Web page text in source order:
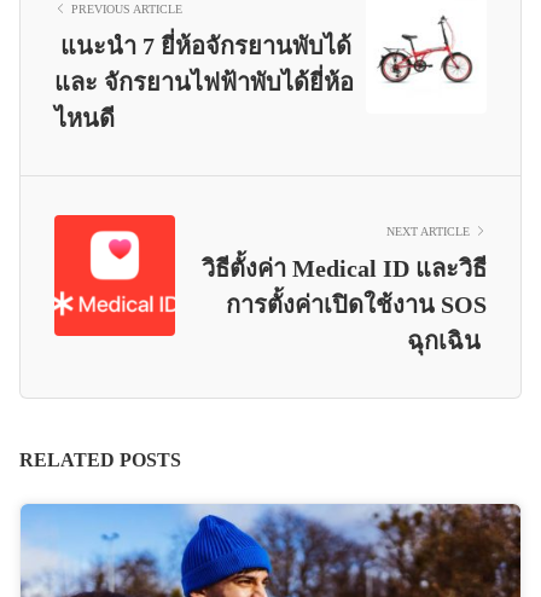
PREVIOUS ARTICLE
แนะนำ 7 ยี่ห้อจักรยานพับได้
และ จักรยานไฟฟ้าพับได้ยี่ห้อ
ไหนดี
NEXT ARTICLE
วิธีตั้งค่า Medical ID และวิธี
การตั้งค่าเปิดใช้งาน SOS
ฉุกเฉิน
RELATED POSTS